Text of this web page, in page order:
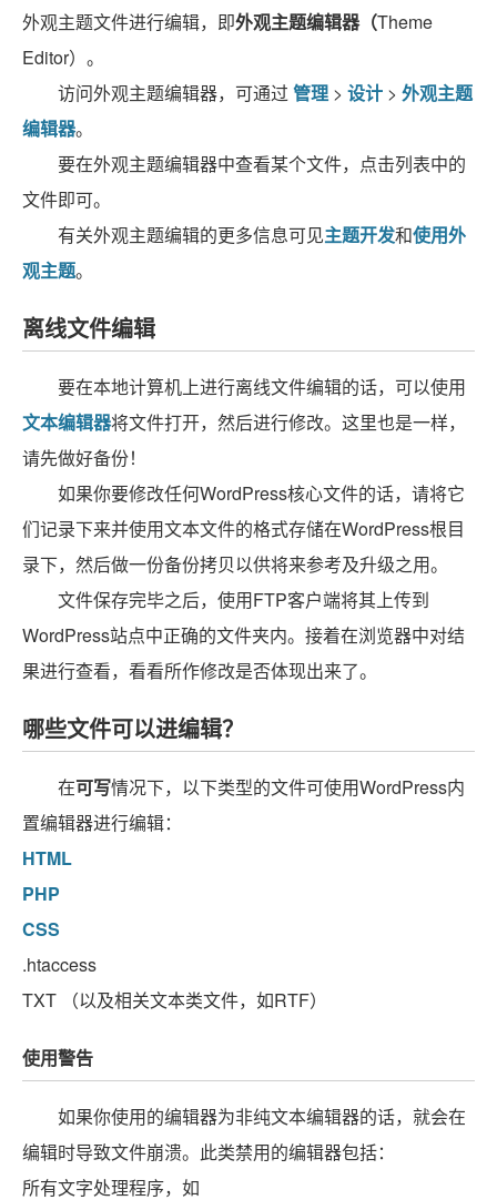
外观主题文件进行编辑，即外观主题编辑器（Theme
Editor） 。
访问外观主题编辑器，可通过 管理 > 设计 > 外观主题
编辑器。
要在外观主题编辑器中查看某个文件，点击列表中的
文件即可。
有关外观主题编辑的更多信息可见主题开发和使用外
观主题。
离线文件编辑
要在本地计算机上进行离线文件编辑的话，可以使用
文本编辑器将文件打开，然后进行修改。这里也是一样，
请先做好备份！
如果你要修改任何WordPress核心文件的话，请将它
们记录下来并使用文本文件的格式存储在WordPress根目
录下，然后做一份备份拷贝以供将来参考及升级之用。
文件保存完毕之后，使用FTP客户端将其上传到
WordPress站点中正确的文件夹内。接着在浏览器中对结
果进行查看，看看所作修改是否体现出来了。
哪些文件可以进编辑？
在可写情况下，以下类型的文件可使用WordPress内
置编辑器进行编辑：
HTML
PHP
CSS
.htaccess
TXT （以及相关文本类文件，如RTF）
使用警告
如果你使用的编辑器为非纯文本编辑器的话，就会在
编辑时导致文件崩溃。此类禁用的编辑器包括：
所有文字处理程序，如